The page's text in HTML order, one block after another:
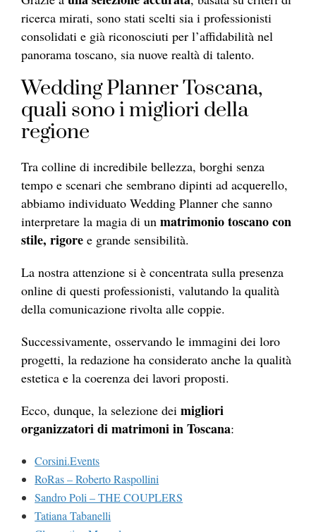
ricerca mirati, sono stati scelti sia i professionisti
consolidati e già riconosciuti per l’affidabilità nel
panorama toscano, sia nuove realtà di talento.
Wedding Planner Toscana,
quali sono i migliori della
regione
Tra colline di incredibile bellezza, borghi senza
tempo e scenari che sembrano dipinti ad acquerello,
abbiamo individuato Wedding Planner che sanno
interpretare la magia di un matrimonio toscano con
stile, rigore e grande sensibilità.
La nostra attenzione si è concentrata sulla presenza
online di questi professionisti, valutando la qualità
della comunicazione rivolta alle coppie.
Successivamente, osservando le immagini dei loro
progetti, la redazione ha considerato anche la qualità
estetica e la coerenza dei lavori proposti.
Ecco, dunque, la selezione dei migliori
organizzatori di matrimoni in Toscana:
Corsini.Events
RoRas – Roberto Raspollini
Sandro Poli – THE COUPLERS
Tatiana Tabanelli